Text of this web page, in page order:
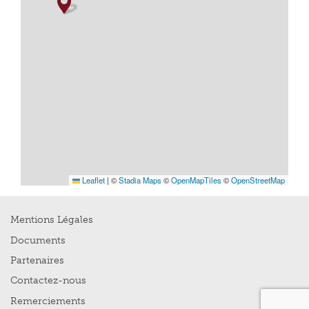
Leaflet | ©Stadia Maps ©OpenMapTiles ©OpenStreetMap
Mentions Légales
Documents
Partenaires
Contactez-nous
Remerciements